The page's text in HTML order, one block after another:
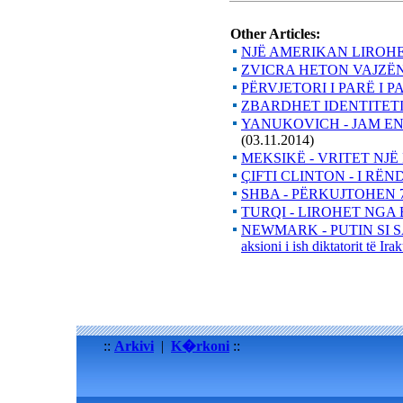
Other Articles:
NJË AMERIKAN
ZVICRA HETON
PËRVJETORI I PARË I
ZBARDHET
YANUKOVICH - JAM
(03.11.2014)
MEKSIKË - VRITET NJË
ÇIFTI CLINTON - I
SHBA - PËRKUJTOHEN
TURQI - LIROHET NGA
NEWMARK - PUTIN SI
aksioni i ish diktatorit të
:: Arkivi | K�rkoni ::